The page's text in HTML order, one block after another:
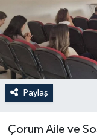
Paylaş
Çorum Aile ve
İLÇELER
OTOPARK
TEKNOLOJİ